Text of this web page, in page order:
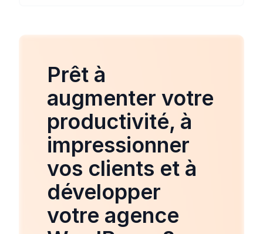
Prêt à
augmenter votre
productivité, à
impressionner
vos clients et à
développer
votre agence